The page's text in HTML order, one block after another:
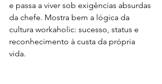
e passa a viver sob exigências absurdas
da chefe. Mostra bem a lógica da
cultura workaholic: sucesso, status e
reconhecimento à custa da própria
vida.